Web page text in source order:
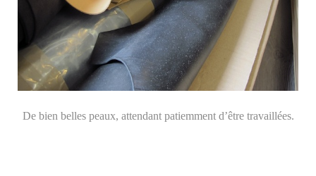
De bien belles peaux, attendant patiemment d’être travaillées.